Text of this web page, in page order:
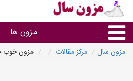
مزون ها
مزون سال مرکز مقالات مزون خوب